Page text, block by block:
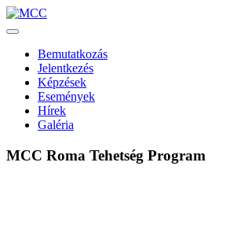
Bemutatkozás
Jelentkezés
Képzések
Események
Hírek
Galéria
MCC Roma Tehetség Program